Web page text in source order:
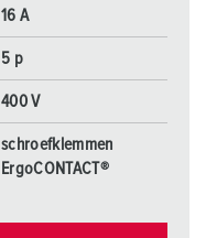
16 A
5 p
400 V
schroefklemmen
ErgoCONTACT®